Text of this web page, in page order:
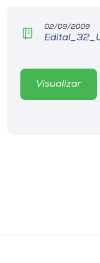
Biblioteca
Editora
Rádio
02/09/2009
Visualizar